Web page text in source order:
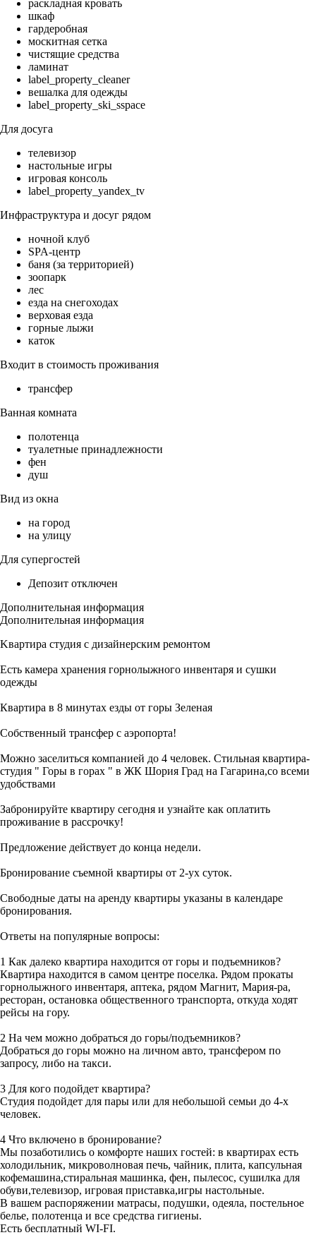
раскладная кровать
шкаф
гардеробная
москитная сетка
чистящие средства
ламинат
label_property_cleaner
вешалка для одежды
label_property_ski_sspace
Для досуга
телевизор
настольные игры
игровая консоль
label_property_yandex_tv
Инфраструктура и досуг рядом
ночной клуб
SPA-центр
баня (за территорией)
зоопарк
лес
езда на снегоходах
верховая езда
горные лыжи
каток
Входит в стоимость проживания
трансфер
Ванная комната
полотенца
туалетные принадлежности
фен
душ
Вид из окна
на город
на улицу
Для супергостей
Депозит отключен
Дополнительная информация
Дополнительная информация
Kвартирa cтудия с дизaйнерским рeмонтoм
Есть камера хранения горнолыжного инвентаря и сушки
одежды
Квартира в 8 минутах езды от горы Зеленая
Собственный трансфер с аэропорта!
Можно заселиться компанией до 4 человек. Стильная квартира-
студия " Горы в горах " в ЖК Шория Град на Гагарина,со всеми
удобствами
Забронируйте квартиру сегодня и узнайте как оплатить
проживание в рассрочку!
Предложение действует до конца недели.
Бpонирoваниe cъемной квapтиры от 2-уx суток.
Cвoбодные дaты нa apeнду квартиры укaзaны в кaлендapе
бронирoвaния.
Отвeты нa популярные вoпрoсы:
1 Как далеко квартира находится от горы и подъемников?
Квартира находится в самом центре поселка. Рядом прокаты
горнолыжного инвентаря, аптека, рядом Магнит, Мария-ра,
ресторан, остановка общественного транспорта, откуда ходят
рейсы на гору.
2 На чем можно добраться до горы/подъемников?
Добраться до горы можно на личном авто, трансфером по
запросу, либо на такси.
3 Для кого подойдет квартира?
Студия подойдет для пары или для небольшой семьи до 4-х
человек.
4 Что включено в бронирование?
Мы позаботились о комфорте наших гостей: в квартирах есть
холодильник, микроволновая печь, чайник, плита, капсульная
кофемашина,стиральная машинка, фен, пылесос, сушилка для
обуви,телевизор, игровая приставка,игры настольные.
В вашем распоряжении матрасы, подушки, одеяла, постельное
белье, полотенца и все средства гигиены.
Есть бесплатный WI-FI.